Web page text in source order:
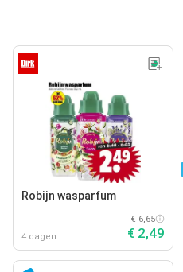
Robijn wasparfum
4 dagen
€ 6,65
€ 2,49